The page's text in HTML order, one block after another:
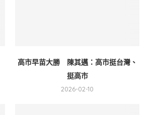
高市早苗大勝 陳其邁：高市挺台灣、
挺高市
2026-02-10